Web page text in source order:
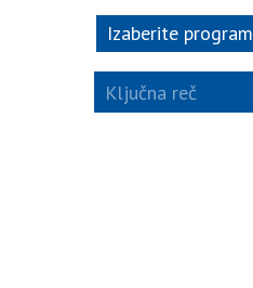
Izaberite program
Izaberite program
Ključna reč